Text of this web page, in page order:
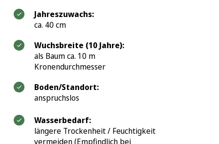
Jahreszuwachs:
ca. 40 cm
Wuchsbreite (10 Jahre):
als Baum ca. 10 m
Kronendurchmesser
Boden/Standort:
anspruchslos
Wasserbedarf:
längere Trockenheit / Feuchtigkeit
vermeiden (Empfindlich bei